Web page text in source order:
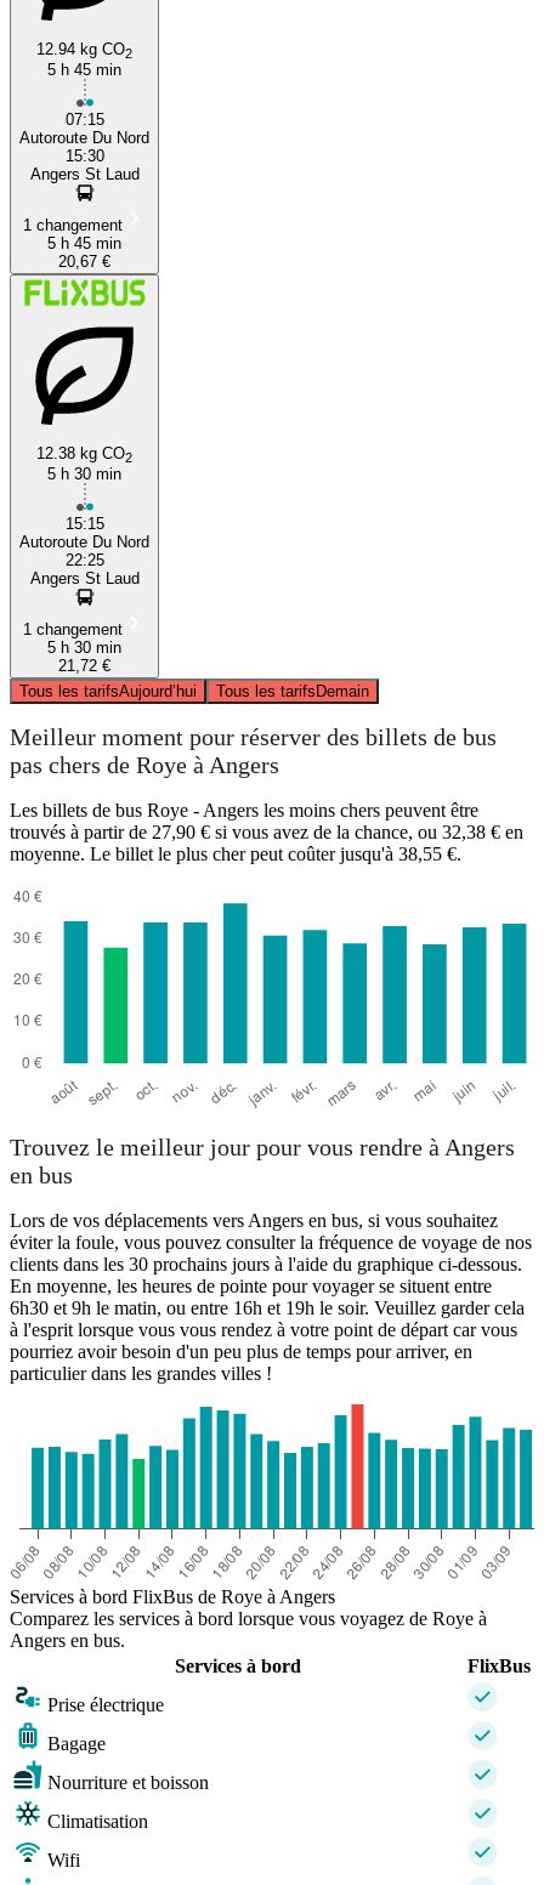
12.94 kg CO2
5 h 45 min
07:15
Autoroute Du Nord
15:30
Angers St Laud
1 changement
5 h 45 min
20,67 €
12.38 kg CO2
5 h 30 min
15:15
Autoroute Du Nord
22:25
Angers St Laud
1 changement
5 h 30 min
21,72 €
Tous les tarifsAujourd’hui Tous les tarifsDemain
Meilleur moment pour réserver des billets de bus
pas chers de Roye à Angers
Les billets de bus Roye - Angers les moins chers peuvent être
trouvés à partir de 27,90 € si vous avez de la chance, ou 32,38 € en
moyenne. Le billet le plus cher peut coûter jusqu'à 38,55 €.
Trouvez le meilleur jour pour vous rendre à Angers
en bus
Lors de vos déplacements vers Angers en bus, si vous souhaitez
éviter la foule, vous pouvez consulter la fréquence de voyage de nos
clients dans les 30 prochains jours à l'aide du graphique ci-dessous.
En moyenne, les heures de pointe pour voyager se situent entre
6h30 et 9h le matin, ou entre 16h et 19h le soir. Veuillez garder cela
à l'esprit lorsque vous vous rendez à votre point de départ car vous
pourriez avoir besoin d'un peu plus de temps pour arriver, en
particulier dans les grandes villes !
Services à bord FlixBus de Roye à Angers
Comparez les services à bord lorsque vous voyagez de Roye à
Angers en bus.
Services à bord
FlixBus
Prise électrique
Bagage
Nourriture et boisson
Climatisation
Wifi